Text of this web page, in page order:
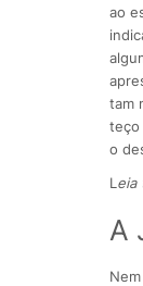
ao
tam
teço
o
L eia
A